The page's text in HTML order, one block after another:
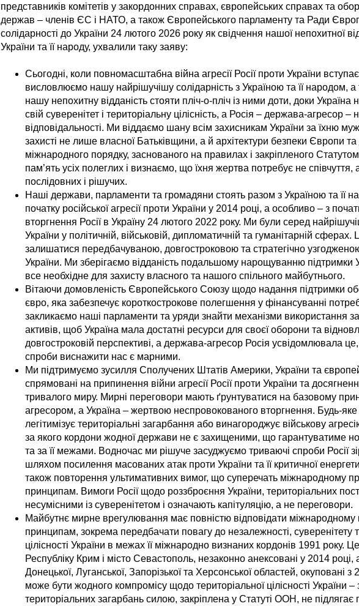
представників комітетів у закордонних справах, європейських справах та
держав – членів ЄС і НАТО, а також Європейського парламенту та Ради
солідарності до України 24 лютого 2026 року як свідчення нашої непохитної
України та її народу, ухвалили таку заяву:
Сьогодні, коли повномасштабна війна агресії Росії проти України
висловлюємо нашу найрішучішу солідарність з Україною та її народом,
нашу непохитну відданість стояти пліч-о-пліч із ними доти, доки Україна
свій суверенітет і територіальну цілісність, а Росія – держава-агресор –
відповідальності. Ми віддаємо шану всім захисникам України за їхню
захисті не лише власної Батьківщини, а й архітектури безпеки Європи та
міжнародного порядку, заснованого на правилах і закріпленого
пам’ять усіх полеглих і визнаємо, що їхня жертва потребує не співчуття,
послідовних і рішучих.
Наші держави, парламенти та громадяни стоять разом з Україною та її
початку російської агресії проти України у 2014 році, а особливо – з
вторгнення Росії в Україну 24 лютого 2022 року. Ми були серед
України у політичній, військовій, дипломатичній та гуманітарній
залишатися передбачуваною, довгостроковою та стратегічно
України. Ми зберігаємо відданість подальшому нарощуванню підтримки
все необхідне для захисту власного та нашого спільного майбутнього.
Вітаючи домовленість Європейського Союзу щодо надання підтримки
євро, яка забезпечує короткострокове полегшення у фінансуванні
закликаємо наші парламенти та уряди знайти механізми використання
активів, щоб Україна мала достатні ресурси для своєї оборони та
довгостроковій перспективі, а держава-агресор Росія усвідомлювала
спроби виснажити нас є марними.
Ми підтримуємо зусилля Сполучених Штатів Америки, України та
спрямовані на припинення війни агресії Росії проти України та
тривалого миру. Мирні переговори мають ґрунтуватися на базовому
агресором, а Україна – жертвою неспровокованого вторгнення. Будь-
легітимізує територіальні загарбання або винагороджує військову
за якого кордони жодної держави не є захищеними, що гарантуватиме
та за її межами. Водночас ми рішуче засуджуємо триваючі спроби Росії
шляхом посилення масованих атак проти України та її критичної
також повторення ультимативних вимог, що суперечать міжнародному
принципам. Вимоги Росії щодо роззброєння України, територіальних
несумісними із суверенітетом і означають капітуляцію, а не переговори.
Майбутнє мирне врегулювання має повністю відповідати міжнародному
принципам, зокрема передбачати повагу до незалежності, суверенітету
цілісності України в межах її міжнародно визнаних кордонів 1991 року.
Республіку Крим і місто Севастополь, незаконно анексовані у 2014 році,
Донецької, Луганської, Запорізької та Херсонської областей, окуповані
може бути жодного компромісу щодо територіальної цілісності України –
територіальних загарбань силою, закріплена у Статуті ООН, не підлягає